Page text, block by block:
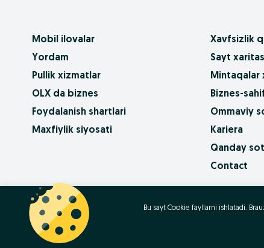
Mobil ilovalar
Yordam
Pullik xizmatlar
OLX da biznes
Foydalanish shartlari
Maxfiylik siyosati
Xavfsizlik
Sayt
Mintaqalar
Biznes-
Ommaviy
Kariera
Qanday
Contact
OLX.bg
Bu sayt Cookie fayllarni ishlatadi.